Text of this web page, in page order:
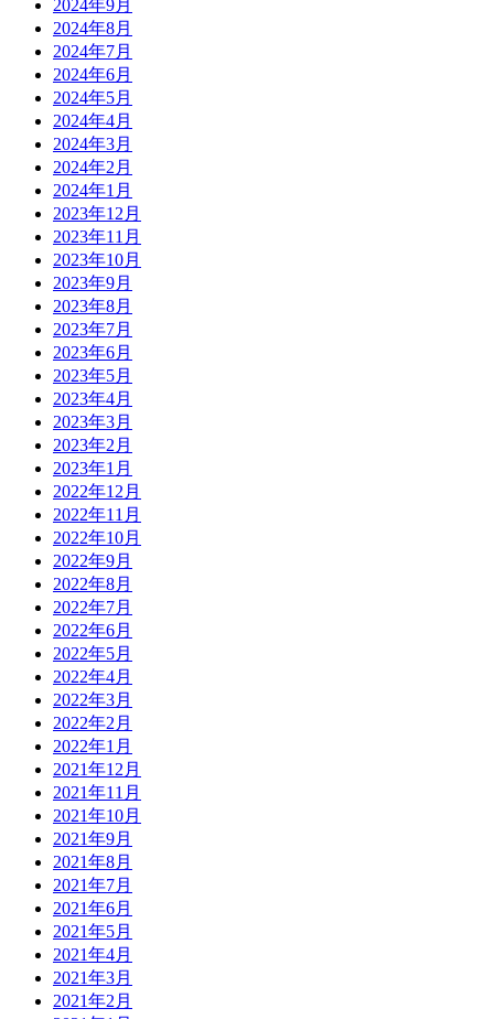
2024年9月
2024年8月
2024年7月
2024年6月
2024年5月
2024年4月
2024年3月
2024年2月
2024年1月
2023年12月
2023年11月
2023年10月
2023年9月
2023年8月
2023年7月
2023年6月
2023年5月
2023年4月
2023年3月
2023年2月
2023年1月
2022年12月
2022年11月
2022年10月
2022年9月
2022年8月
2022年7月
2022年6月
2022年5月
2022年4月
2022年3月
2022年2月
2022年1月
2021年12月
2021年11月
2021年10月
2021年9月
2021年8月
2021年7月
2021年6月
2021年5月
2021年4月
2021年3月
2021年2月